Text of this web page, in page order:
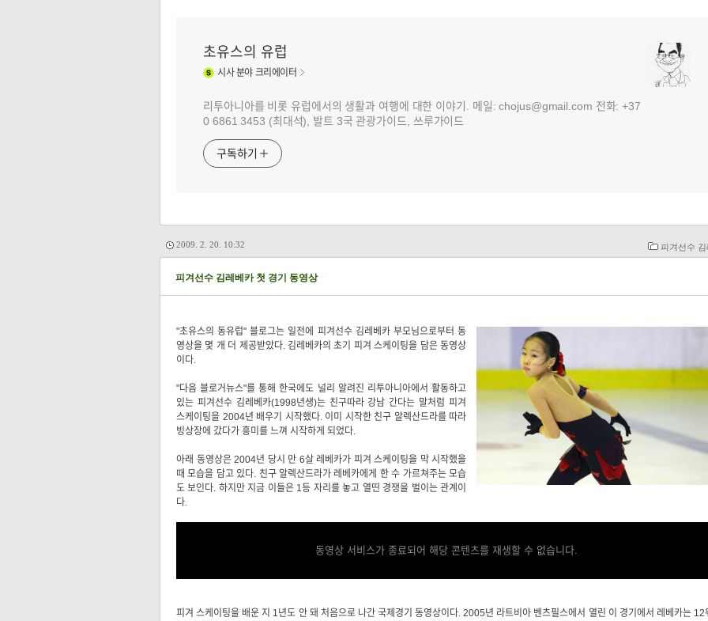
초유스의 유럽
시사분야 크리에이터
리투아니아를 비롯 유럽에서의 생활과 여행에 대한 이야기. 메일: chojus@gmail.com 전화: +37
0 6861 3453 (최대석), 발트 3국 관광가이드, 쓰루가이드
구독하기
피겨선수
2009. 2. 20. 10:32
피겨선수 김레베카 첫 경기 동영상
"초유스의 동유럽" 블로그는 일전에 피겨선수 김레베카 부모님으로부터 동
영상을 몇 개 더 제공받았다. 김레베카의 초기 피겨 스케이팅을 담은 동영상
이다.
"다음 블로거뉴스"를 통해 한국에도 널리 알려진 리투아니아에서 활동하고
있는 피겨선수 김레베카(1998년생)는 친구따라 강남 간다는 말처럼 피겨
스케이팅을 2004년 배우기 시작했다. 이미 시작한 친구 알렉산드라를 따라
빙상장에 갔다가 흥미를 느껴 시작하게 되었다.
아래 동영상은 2004년 당시 만 6살 레베카가 피겨 스케이팅을 막 시작했을
때 모습을 담고 있다. 친구 알렉산드라가 레베카에게 한 수 가르쳐주는 모습
도 보인다. 하지만 지금 이들은 1등 자리를 놓고 열띤 경쟁을 벌이는 관계이
다.
동영상 서비스가 종료되어 해당 콘텐츠를 재생할 수 없습니다.
피겨 스케이팅을 배운 지 1년도 안 돼 처음으로 나간 국제경기 동영상이다. 2005년 라트비아 벤츠필스에서 열린 이 경기에서 레베카는 12